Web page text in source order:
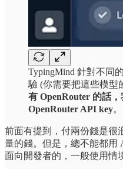
TypingMind 針對不同
驗 (你需要把這些模型
有 OpenRouter 的話
OpenRouter API key。
前面有提到，付兩份錢是很
量的錢。但是，總不能都用
面向開發者的，一般使用情